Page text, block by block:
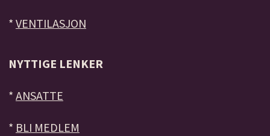
* VENTILASJON
NYTTIGE LENKER
* ANSATTE
* BLI MEDLEM